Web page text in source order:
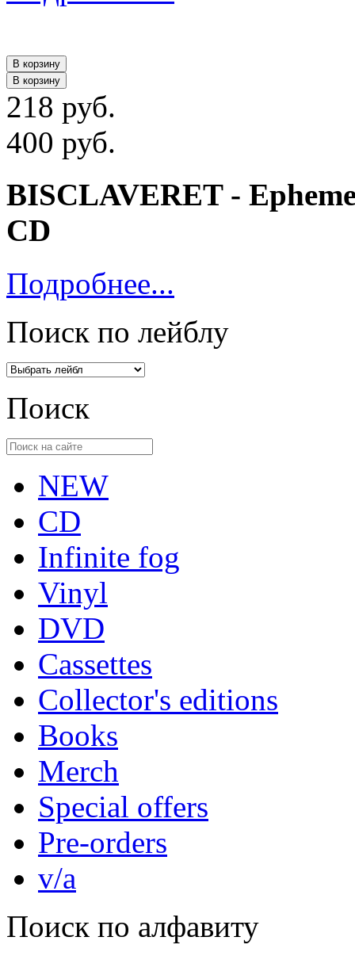
В корзину
В корзину
218 руб.
400 руб.
BISCLAVERET -
CD
Подробнее...
Поиск по лейблу
Поиск
NEW
CD
Infinite fog
Vinyl
DVD
Cassettes
Collector's editions
Books
Merch
Special offers
Pre-orders
v/a
Поиск по алфавиту